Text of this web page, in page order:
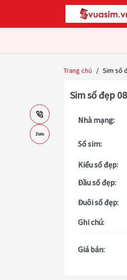
Trang chủ / Sim số
Sim số đẹp
Nhà mạng:
Số sim:
Kiểu số đẹp:
Đầu số đẹp:
Đuôi số đẹp:
Ghi chú:
Giá bán: